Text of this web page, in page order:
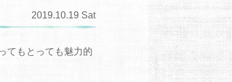
2019.10.19 Sat
てもとっても魅力的